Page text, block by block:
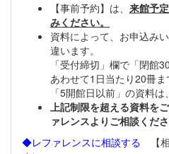
【事前予約】は、 来館予
みください。
資料によって、お申込み
違います。
「受付締切」欄で「閉館
あわせて1日当たり20冊ま
「5開館日以前」の資料
上記制限を超える資料を
ァレンスよりご相談くださ
◆レファレンスに相談する 【